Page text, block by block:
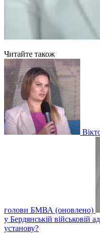
Читайте також
голови БМВА (оновлено)
у Бердянській військовій
установу?